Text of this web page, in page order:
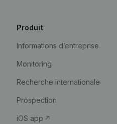
Produit
Informations d’entreprise
Monitoring
Recherche internationale
Prospection
iOS app